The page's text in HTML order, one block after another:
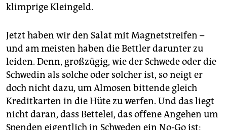
klimprige Kleingeld.
Jetzt haben wir den Salat mit Magnetstreifen –
und am meisten haben die Bettler darunter zu
leiden. Denn, großzügig, wie der Schwede oder die
Schwedin als solche oder solcher ist, so neigt er
doch nicht dazu, um Almosen bittende gleich
Kreditkarten in die Hüte zu werfen. Und das liegt
nicht daran, dass Bettelei, das offene Angehen um
Spenden eigentlich in Schweden ein No-Go ist: